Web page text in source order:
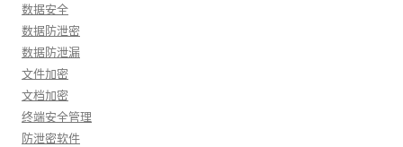
数据安全
数据防泄密
数据防泄漏
文件加密
文档加密
终端安全管理
防泄密软件